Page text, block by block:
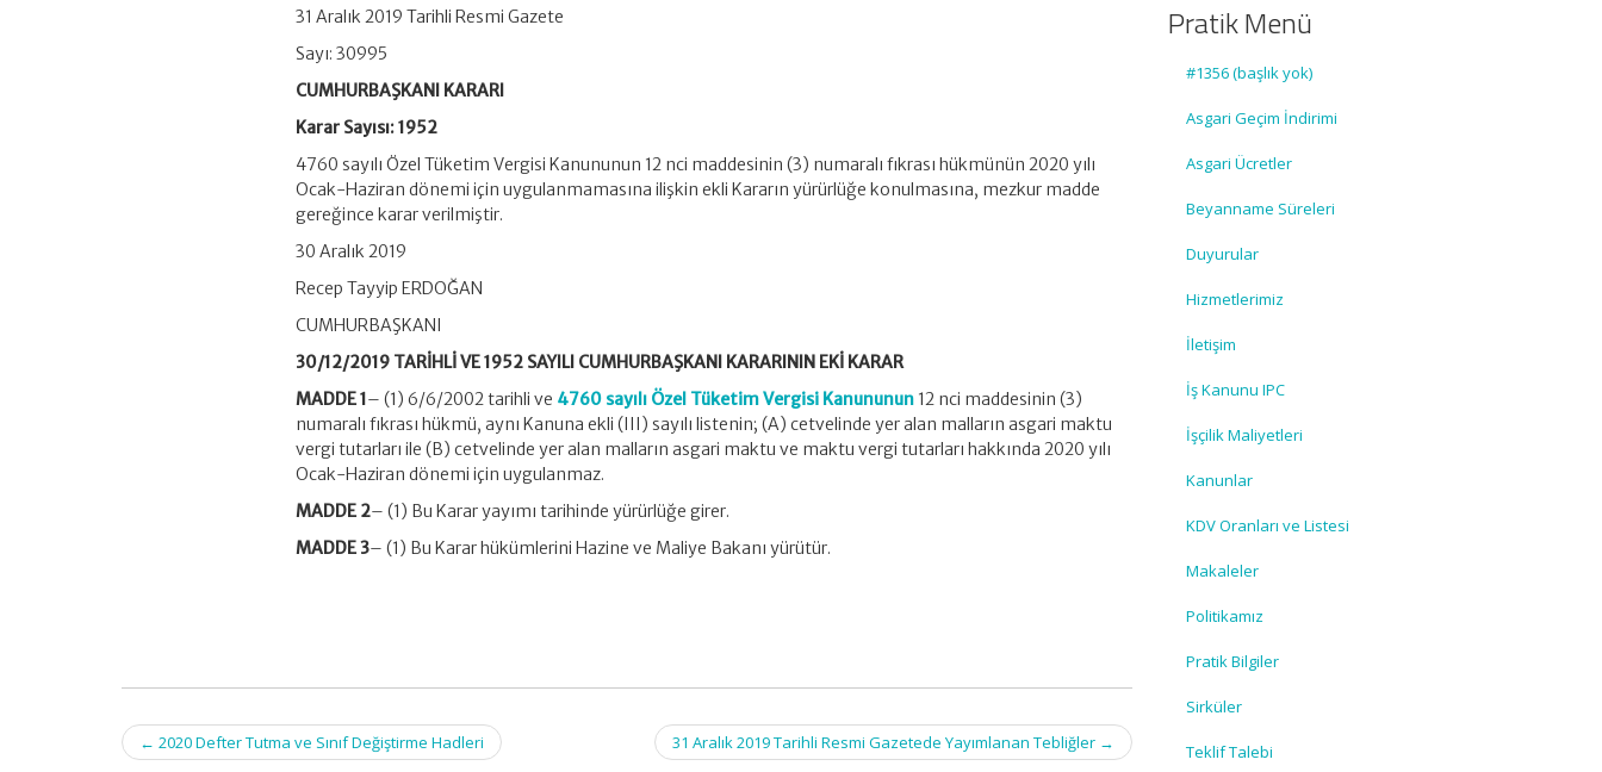
31 Aralık 2019 Tarihli Resmi Gazete
Sayı: 30995
CUMHURBAŞKANI KARARI
Karar Sayısı: 1952
4760 sayılı Özel Tüketim Vergisi Kanununun 12 nci maddesinin (3) numaralı fıkrası hükmünün 2020 yılı
Ocak-Haziran dönemi için uygulanmamasına ilişkin ekli Kararın yürürlüğe konulmasına, mezkur madde
gereğince karar verilmiştir.
30 Aralık 2019
Recep Tayyip ERDOĞAN
CUMHURBAŞKANI
30/12/2019 TARİHLİ VE 1952 SAYILI CUMHURBAŞKANI KARARININ EKİ KARAR
MADDE 1– (1) 6/6/2002 tarihli ve 4760 sayılı Özel Tüketim Vergisi Kanununun 12 nci maddesinin (3)
numaralı fıkrası hükmü, aynı Kanuna ekli (III) sayılı listenin; (A) cetvelinde yer alan malların asgari maktu
vergi tutarları ile (B) cetvelinde yer alan malların asgari maktu ve maktu vergi tutarları hakkında 2020 yılı
Ocak-Haziran dönemi için uygulanmaz.
MADDE 2– (1) Bu Karar yayımı tarihinde yürürlüğe girer.
MADDE 3– (1) Bu Karar hükümlerini Hazine ve Maliye Bakanı yürütür.
Post
navigation
← 2020 Defter Tutma ve Sınıf Değiştirme Hadleri 31 Aralık 2019 Tarihli Resmi Gazetede Yayımlanan Tebliğler →
Pratik Menü
#1356 (başlık yok)
Asgari Geçim İndirimi
Asgari Ücretler
Beyanname Süreleri
Duyurular
Hizmetlerimiz
İletişim
İş Kanunu IPC
İşçilik Maliyetleri
Kanunlar
KDV Oranları ve Listesi
Makaleler
Politikamız
Pratik Bilgiler
Sirküler
Teklif Talebi